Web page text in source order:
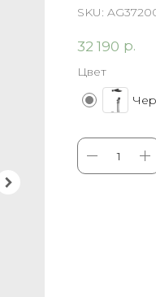
SKU:
32 190 р.
Цвет